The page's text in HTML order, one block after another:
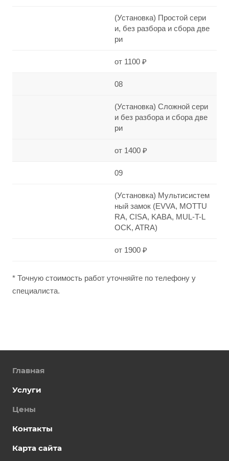
(Установка) Простой сери
и, без разбора и сбора две
ри
от 1100 ₽
08
(Установка) Сложной сери
и без разбора и сбора две
ри
от 1400 ₽
09
(Установка) Мультисистем
ный замок (EVVA, MOTTU
RA, CISA, KABA, MUL-T-L
OCK, ATRA)
от 1900 ₽
* Точную стоимость работ уточняйте по телефону у
специалиста.
Главная
Услуги
Цены
Контакты
Карта сайта